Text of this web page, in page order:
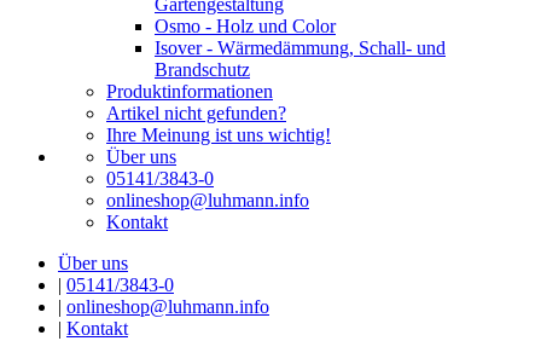
Gartengestaltung
Osmo - Holz und Color
Isover - Wärmedämmung, Schall- und
Brandschutz
Produktinformationen
Artikel nicht gefunden?
Ihre Meinung ist uns wichtig!
Über uns
05141/3843-0
onlineshop@luhmann.info
Kontakt
Über uns
| 05141/3843-0
| onlineshop@luhmann.info
| Kontakt